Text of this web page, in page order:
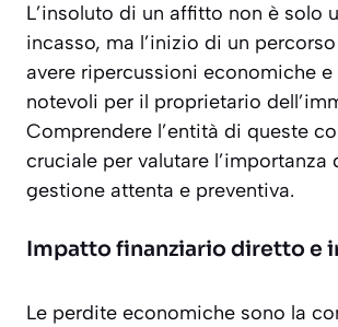
L’insoluto di un affitto non è solo
incasso, ma l’inizio di un
avere ripercussioni economiche
notevoli per il proprietario
Comprendere l’entità di queste
cruciale per valutare l’importanza
gestione attenta e preventiva.
Impatto finanziario diretto e
Le perdite economiche sono la